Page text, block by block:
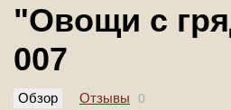
"Овощи с
007
Обзор Отзывы 0